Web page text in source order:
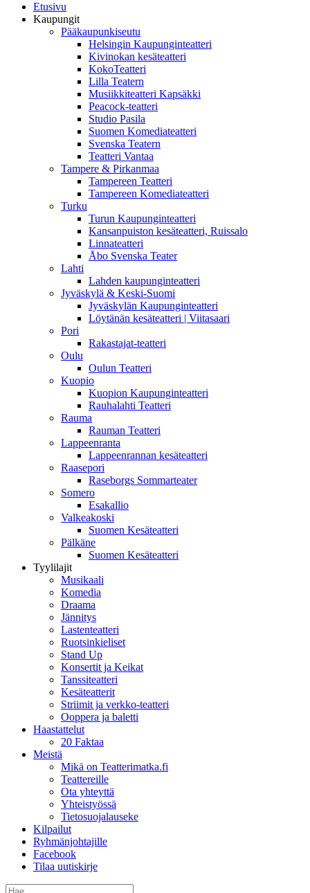
Etusivu
Kaupungit
Pääkaupunkiseutu
Helsingin Kaupunginteatteri
Kivinokan kesäteatteri
KokoTeatteri
Lilla Teatern
Musiikkiteatteri Kapsäkki
Peacock-teatteri
Studio Pasila
Suomen Komediateatteri
Svenska Teatern
Teatteri Vantaa
Tampere & Pirkanmaa
Tampereen Teatteri
Tampereen Komediateatteri
Turku
Turun Kaupunginteatteri
Kansanpuiston kesäteatteri, Ruissalo
Linnateatteri
Åbo Svenska Teater
Lahti
Lahden kaupunginteatteri
Jyväskylä & Keski-Suomi
Jyväskylän Kaupunginteatteri
Löytänän kesäteatteri | Viitasaari
Pori
Rakastajat-teatteri
Oulu
Oulun Teatteri
Kuopio
Kuopion Kaupunginteatteri
Rauhalahti Teatteri
Rauma
Rauman Teatteri
Lappeenranta
Lappeenrannan kesäteatteri
Raasepori
Raseborgs Sommarteater
Somero
Esakallio
Valkeakoski
Suomen Kesäteatteri
Pälkäne
Suomen Kesäteatteri
Tyylilajit
Musikaali
Komedia
Draama
Jännitys
Lastenteatteri
Ruotsinkieliset
Stand Up
Konsertit ja Keikat
Tanssiteatteri
Kesäteatterit
Striimit ja verkko-teatteri
Ooppera ja baletti
Haastattelut
20 Faktaa
Meistä
Mikä on Teatterimatka.fi
Teattereille
Ota yhteyttä
Yhteistyössä
Tietosuojalauseke
Kilpailut
Ryhmänjohtajille
Facebook
Tilaa uutiskirje
Etsi